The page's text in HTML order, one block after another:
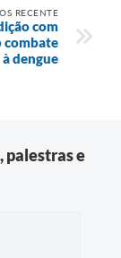
RECENTE
com
combate
à dengue
palestras e